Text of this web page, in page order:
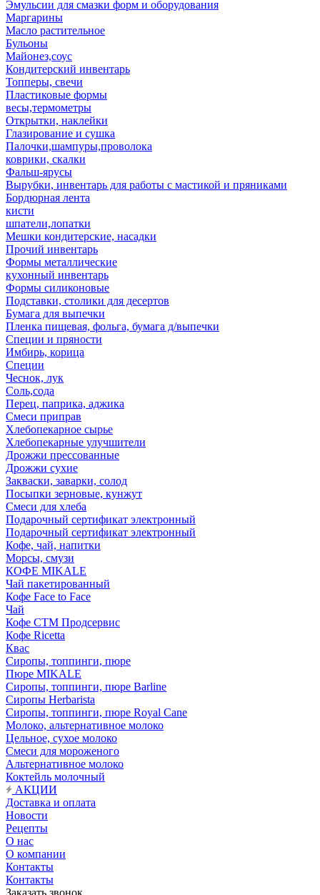
Эмульсии для смазки форм и оборудования
Маргарины
Масло растительное
Бульоны
Майонез,соус
Кондитерский инвентарь
Топперы, свечи
Пластиковые формы
весы,термометры
Открытки, наклейки
Глазирование и сушка
Палочки,шампуры,проволока
коврики, скалки
Фальш-ярусы
Вырубки, инвентарь для работы с мастикой и пряниками
Бордюрная лента
кисти
шпатели,лопатки
Мешки кондитерские, насадки
Прочий инвентарь
Формы металлические
кухонный инвентарь
Формы силиконовые
Подставки, столики для десертов
Бумага для выпечки
Пленка пищевая, фольга, бумага д/выпечки
Специи и пряности
Имбирь, корица
Специи
Чеснок, лук
Соль,сода
Перец, паприка, аджика
Смеси приправ
Хлебопекарное сырье
Хлебопекарные улучшители
Дрожжи прессованные
Дрожжи сухие
Закваски, заварки, солод
Посыпки зерновые, кунжут
Смеси для хлеба
Подарочный сертификат электронный
Подарочный сертификат электронный
Кофе, чай, напитки
Морсы, смузи
КОФЕ MIKALE
Чай пакетированный
Кофе Face to Face
Чай
Кофе СТМ Продсервис
Кофе Ricetta
Квас
Сиропы, топпинги, пюре
Пюре MIKALE
Сиропы, топпинги, пюре Barline
Сиропы Herbarista
Сиропы, топпинги, пюре Royal Cane
Молоко, альтернативное молоко
Цельное, сухое молоко
Смеси для мороженого
Альтернативное молоко
Коктейль молочный
АКЦИИ
Доставка и оплата
Новости
Рецепты
О нас
О компании
Контакты
Контакты
Заказать звонок